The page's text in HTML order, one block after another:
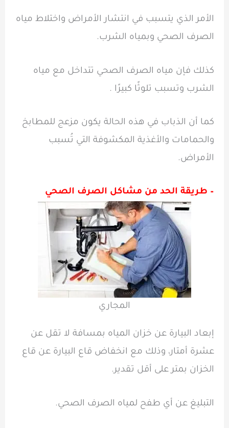
الأمر الذي يتسبب في انتشار الأمراض واختلاط مياه
الصرف الصحي وبمياه الشرب.
كذلك فإن مياه الصرف الصحي تتداخل مع مياه
الشرب وتسبب تلوثًا كبيرًا .
كما أن الذباب في هذه الحالة يكون مزعج للمطابخ
والحمامات والأغذية المكشوفة التي تُسبب
الأمراض.
– طريقة الحد من مشاكل الصرف الصحي
المجاري
إبعاد البيارة عن خزان المياه بمسافة لا تقل عن
عشرة أمتار، وذلك مع انخفاض قاع البيارة عن قاع
الخزان بمتر على أقل تقدير.
التبليغ عن أي طفح لمياه الصرف الصحي.